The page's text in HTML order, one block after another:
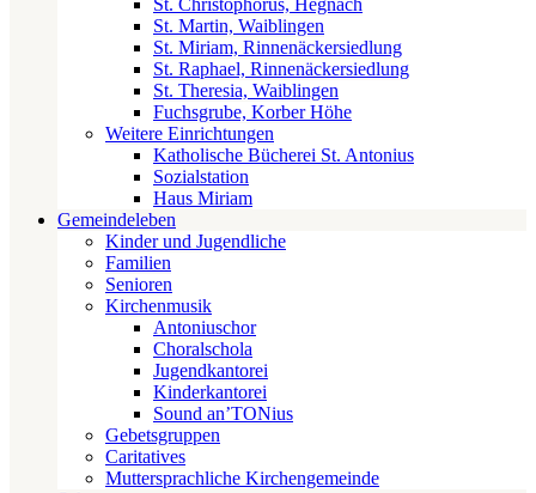
St. Christophorus, Hegnach
St. Martin, Waiblingen
St. Miriam, Rinnenäckersiedlung
St. Raphael, Rinnenäckersiedlung
St. Theresia, Waiblingen
Fuchsgrube, Korber Höhe
Weitere Einrichtungen
Katholische Bücherei St. Antonius
Sozialstation
Haus Miriam
Gemeindeleben
Kinder und Jugendliche
Familien
Senioren
Kirchenmusik
Antoniuschor
Choralschola
Jugendkantorei
Kinderkantorei
Sound an’TONius
Gebetsgruppen
Caritatives
Muttersprachliche Kirchengemeinde